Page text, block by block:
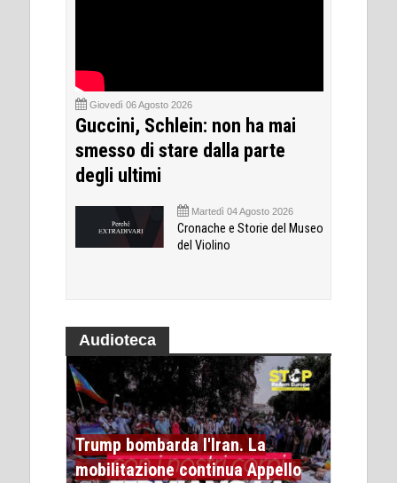
Giovedì 06 Agosto 2026
Guccini, Schlein: non ha mai
smesso di stare dalla parte
degli ultimi
Martedì 04 Agosto 2026
Cronache e Storie del Museo
del Violino
Audioteca
Trump bombarda l'Iran. La
mobilitazione continua Appello